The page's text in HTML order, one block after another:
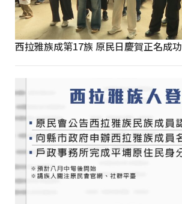
西拉雅族成第17族 原民日慶賀正名成功